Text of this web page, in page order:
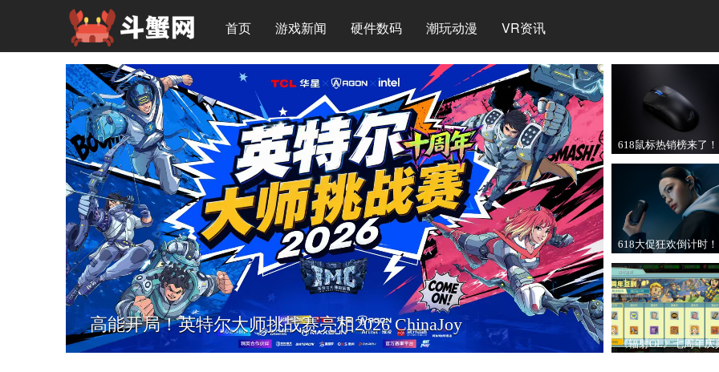
首页 游戏新闻 硬件数码 潮玩动漫 VR资讯
高能开局！英特尔大师挑战赛亮相2026 ChinaJoy
618鼠标热销榜来了！
618大促狂欢倒计时！
请提前锁定
《辐射OL》七周年庆